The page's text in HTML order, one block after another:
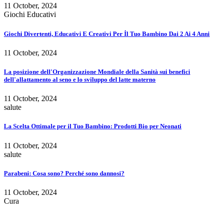
11 October, 2024
Giochi Educativi
Giochi Divertenti, Educativi E Creativi Per İl Tuo Bambino Dai 2 Ai 4 Anni
11 October, 2024
La posizione dell'Organizzazione Mondiale della Sanità sui benefici
dell'allattamento al seno e lo sviluppo del latte materno
11 October, 2024
salute
La Scelta Ottimale per il Tuo Bambino: Prodotti Bio per Neonati
11 October, 2024
salute
Parabeni: Cosa sono? Perché sono dannosi?
11 October, 2024
Cura